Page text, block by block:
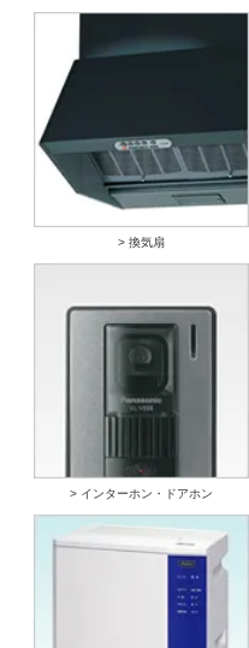
> 換気扇
> インターホン・ドアホン